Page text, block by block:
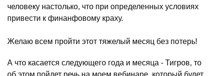
человеку настолько, что при определенных условиях
привести к финанфовому краху.
Желаю всем пройти этот тяжелый месяц без потерь!
А что касается следующего года и месяца - Тигров, то
об этом пойдет речь на моем вебинаре, который будет